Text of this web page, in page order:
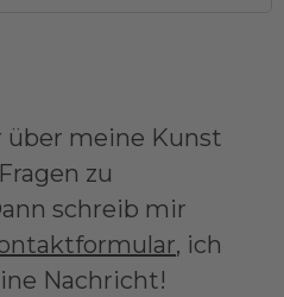
meine Kunst
zu
schreib mir
, ich
Nachricht!